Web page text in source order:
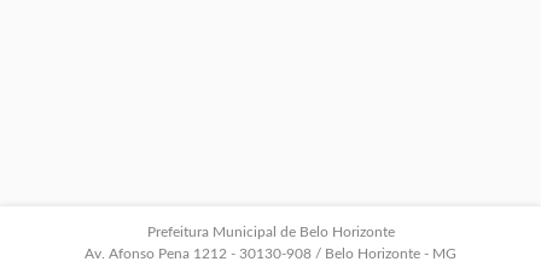
Prefeitura Municipal de Belo Horizonte
Av. Afonso Pena 1212 - 30130-908 / Belo Horizonte - MG